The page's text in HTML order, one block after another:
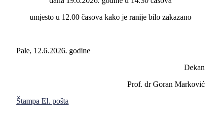
umjesto u 12.00 časova kako je ranije bilo zakazano
Pale, 12.6.2026. godine
Dekan
Prof. dr Goran Marković
Štampa El. pošta